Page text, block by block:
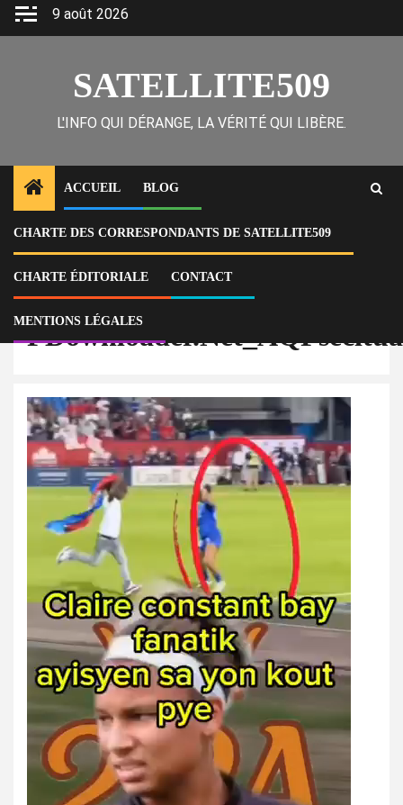
Skip
9 août 2026
SATELLITE509
L'INFO QUI DÉRANGE, LA VÉRITÉ QUI LIBÈRE.
ACCUEIL BLOG
CHARTE DES CORRESPONDANTS DE SATELLITE509
CHARTE ÉDITORIALE CONTACT
MENTIONS LÉGALES
Home
Actu
Haïti : Claire Constant ternit un geste de fierté nationale